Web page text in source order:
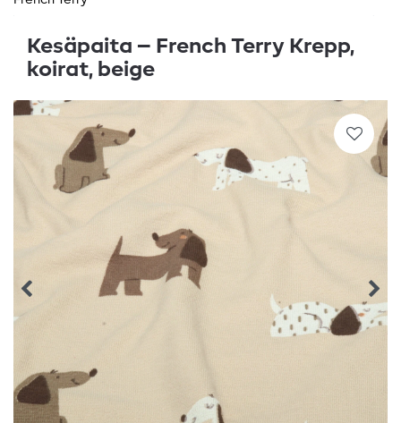
Kesäpaita – French Terry Krepp,
koirat, beige